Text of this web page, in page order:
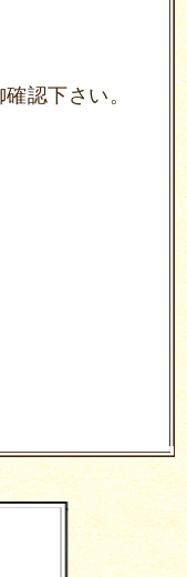
認下さい。